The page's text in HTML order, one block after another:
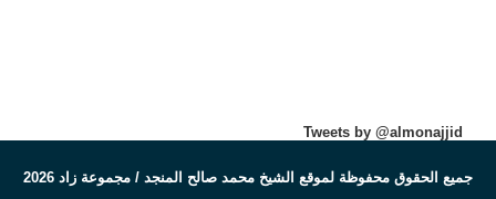
Tweets by @almonajjid
جميع الحقوق محفوظة لموقع الشيخ محمد صالح المنجد / مجموعة زاد 2026